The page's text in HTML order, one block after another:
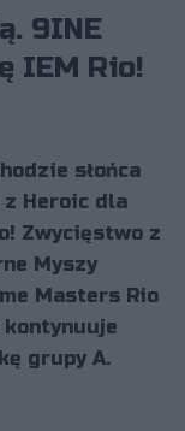
9INE
IEM Rio!
słońca
z Heroic dla
Zwycięstwo z
Myszy
Masters Rio
grupy A.